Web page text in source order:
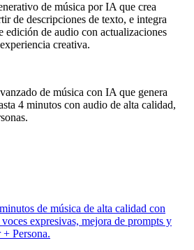
de música por IA que crea
de descripciones de texto, e integra
edición de audio con actualizaciones
creativa.
de música con IA que genera
4 minutos con audio de alta calidad,
de música de alta calidad con
expresivas, mejora de prompts y
Persona.